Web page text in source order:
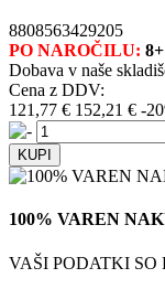
8808563429205
PO NAROČILU:
Dobava v naše
Cena z DDV:
121,77 € 152,21 € -
100% VAREN
VAŠI PODATKI SO